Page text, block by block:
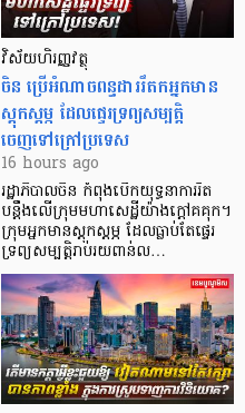
វិស័យហិរញ្ញវត្ថុ
ចិន ប្រើ​អំណាចពន្ធដាររឹតកអ្នកមាន
ស្ដុកស្ដម្ភ ដែលផ្ទេរទ្រព្យសម្បត្តិ
ចេញទៅក្រៅប្រទេស
16 hours ago
រដ្ឋាភិបាលចិន កំពុងបើកយុទ្ធនាការរឹត
បន្តឹងលើក្រុមមហាសេដ្ឋី​យ៉ាង​ក្ដៅគគុក។
​ក្រុមអ្នកមានស្ដុកស្ដម្ភ ដែល​ធ្លាប់​តែផ្ទេរ
ទ្រព្យសម្បត្តិរាប់រយពាន់ល…